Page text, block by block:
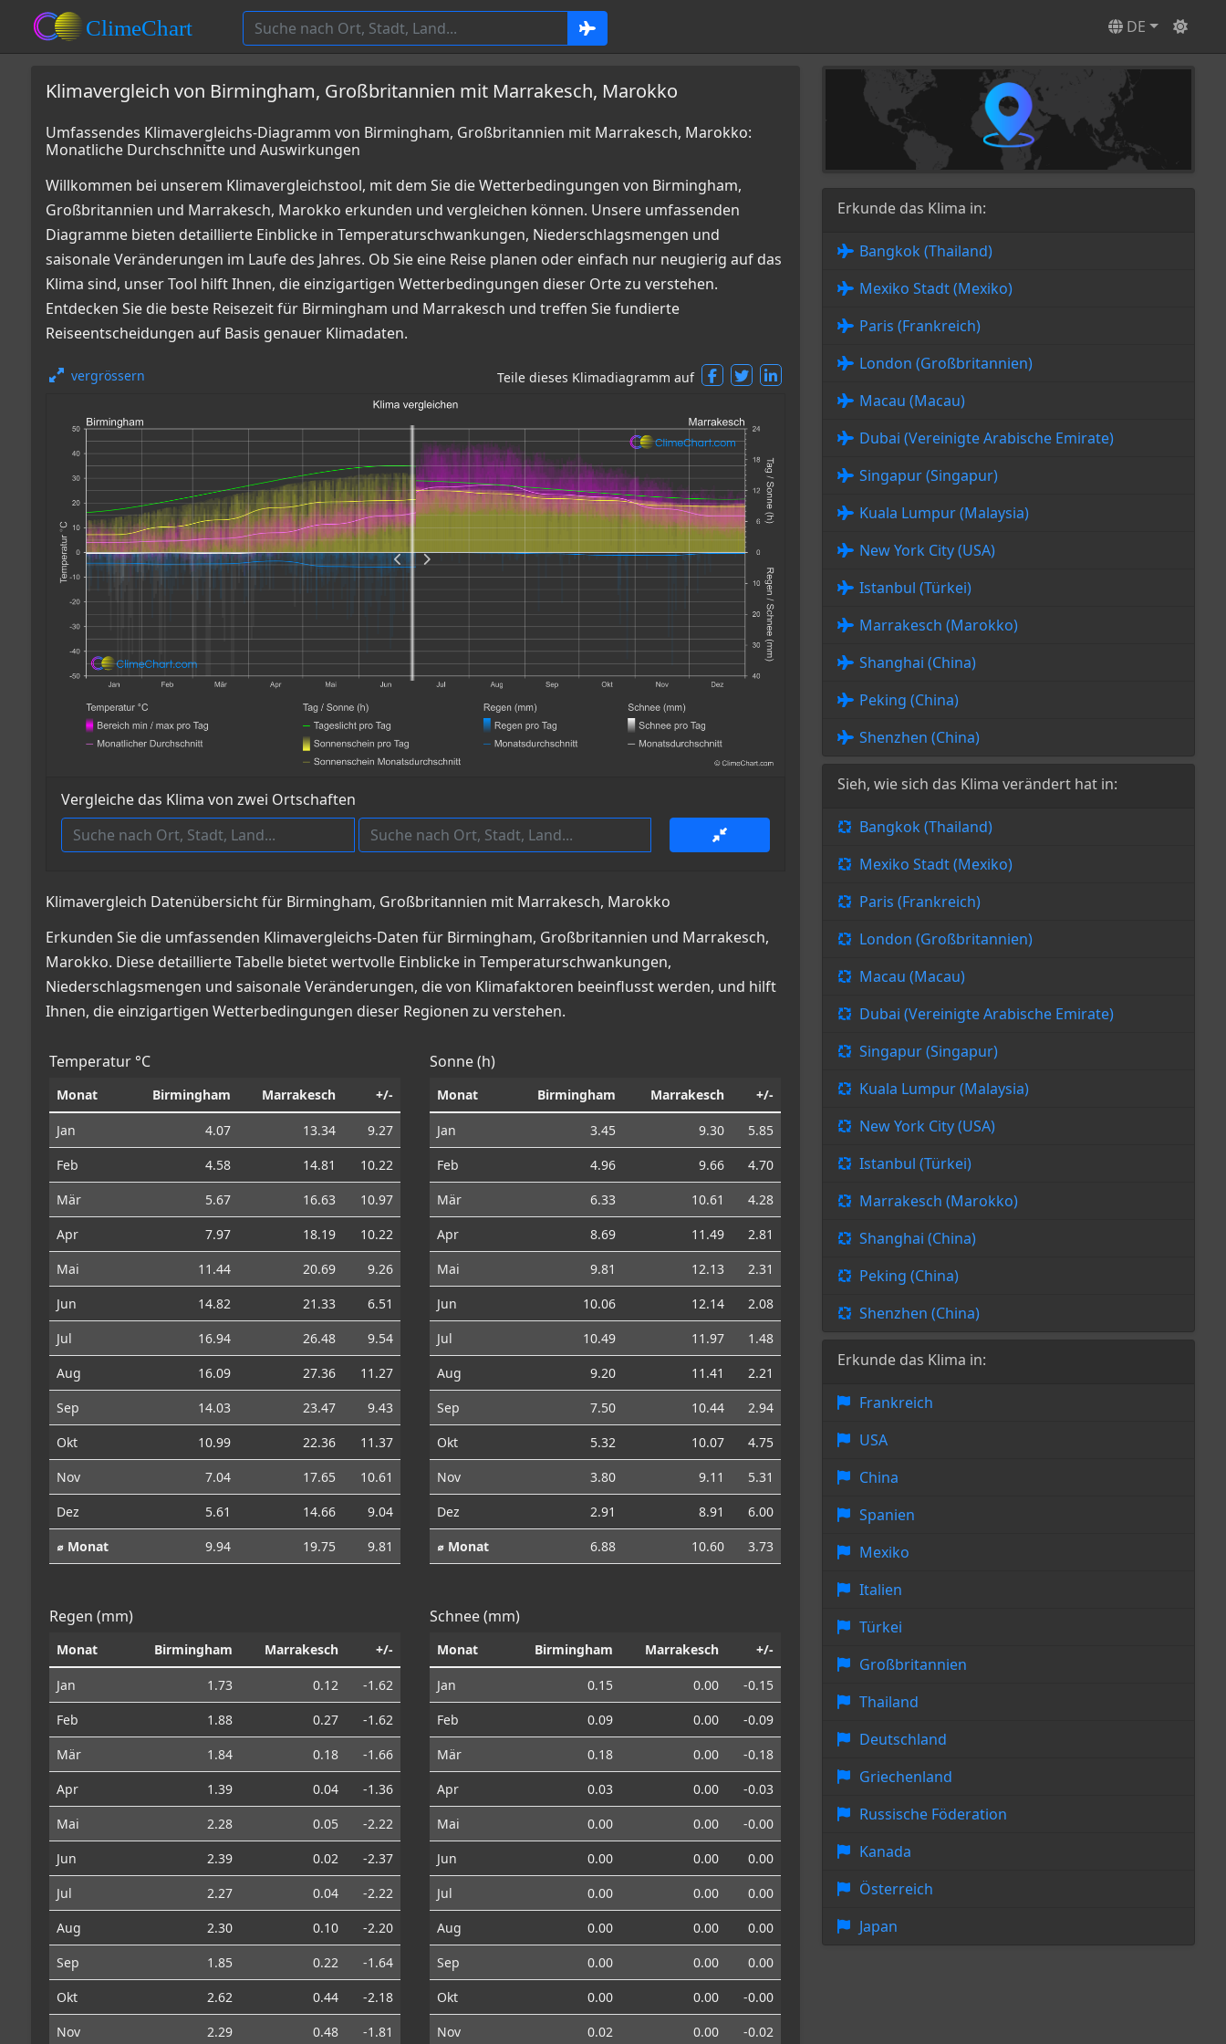
DE
Klimavergleich von Birmingham, Großbritannien mit Marrakesch, Marokko
Umfassendes Klimavergleichs-Diagramm von Birmingham, Großbritannien mit Marrakesch, Marokko:
Monatliche Durchschnitte und Auswirkungen
Willkommen bei unserem Klimavergleichstool, mit dem Sie die Wetterbedingungen von Birmingham,
Großbritannien und Marrakesch, Marokko erkunden und vergleichen können. Unsere umfassenden
Diagramme bieten detaillierte Einblicke in Temperaturschwankungen, Niederschlagsmengen und
saisonale Veränderungen im Laufe des Jahres. Ob Sie eine Reise planen oder einfach nur neugierig auf das
Klima sind, unser Tool hilft Ihnen, die einzigartigen Wetterbedingungen dieser Orte zu verstehen.
Entdecken Sie die beste Reisezeit für Birmingham und Marrakesch und treffen Sie fundierte
Reiseentscheidungen auf Basis genauer Klimadaten.
vergrössern Teile dieses Klimadiagramm auf
Vergleiche das Klima von zwei Ortschaften
Klimavergleich Datenübersicht für Birmingham, Großbritannien mit Marrakesch, Marokko
Erkunden Sie die umfassenden Klimavergleichs-Daten für Birmingham, Großbritannien und Marrakesch,
Marokko. Diese detaillierte Tabelle bietet wertvolle Einblicke in Temperaturschwankungen,
Niederschlagsmengen und saisonale Veränderungen, die von Klimafaktoren beeinflusst werden, und hilft
Ihnen, die einzigartigen Wetterbedingungen dieser Regionen zu verstehen.
Temperatur °C
Monat Birmingham Marrakesch +/-
Jan 4.07 13.34
9.27
Feb
4.58 14.81
10.22
Mär
5.67 16.63
10.97
Apr
7.97 18.19
10.22
Mai
11.44 20.69
9.26
Jun
14.82 21.33
6.51
Jul
16.94 26.48
9.54
Aug
16.09 27.36
11.27
Sep
14.03 23.47
9.43
Okt
10.99 22.36
11.37
Nov
7.04 17.65
10.61
Dez
5.61 14.66
9.04
⌀ Monat
9.94 19.75 9.81
Sonne (h)
Monat Birmingham Marrakesch +/-
Jan 3.45 9.30
5.85
Feb
4.96 9.66
4.70
Mär
6.33 10.61
4.28
Apr
8.69 11.49
2.81
Mai
9.81 12.13
2.31
Jun
10.06 12.14
2.08
Jul
10.49 11.97
1.48
Aug
9.20 11.41
2.21
Sep
7.50 10.44
2.94
Okt
5.32 10.07
4.75
Nov
3.80 9.11
5.31
Dez
2.91 8.91
6.00
⌀ Monat
6.88 10.60 3.73
Regen (mm)
Monat Birmingham Marrakesch +/-
Jan 1.73 0.12
-1.62
Feb
1.88 0.27
-1.62
Mär
1.84 0.18
-1.66
Apr
1.39 0.04
-1.36
Mai
2.28 0.05
-2.22
Jun
2.39 0.02
-2.37
Jul
2.27 0.04
-2.22
Aug
2.30 0.10
-2.20
Sep
1.85 0.22
-1.64
Okt
2.62 0.44
-2.18
Nov
2.29 0.48 -1.81
Schnee (mm)
Monat Birmingham Marrakesch +/-
Jan 0.15 0.00
-0.15
Feb
0.09 0.00
-0.09
Mär
0.18 0.00
-0.18
Apr
0.03 0.00
-0.03
Mai
0.00 0.00
-0.00
Jun
0.00 0.00
0.00
Jul
0.00 0.00
0.00
Aug
0.00 0.00
0.00
Sep
0.00 0.00
0.00
Okt
0.00 0.00
-0.00
Nov
0.02 0.00 -0.02
Erkunde das Klima in:
Bangkok (Thailand)
Mexiko Stadt (Mexiko)
Paris (Frankreich)
London (Großbritannien)
Macau (Macau)
Dubai (Vereinigte Arabische Emirate)
Singapur (Singapur)
Kuala Lumpur (Malaysia)
New York City (USA)
Istanbul (Türkei)
Marrakesch (Marokko)
Shanghai (China)
Peking (China)
Shenzhen (China)
Sieh, wie sich das Klima verändert hat in:
Bangkok (Thailand)
Mexiko Stadt (Mexiko)
Paris (Frankreich)
London (Großbritannien)
Macau (Macau)
Dubai (Vereinigte Arabische Emirate)
Singapur (Singapur)
Kuala Lumpur (Malaysia)
New York City (USA)
Istanbul (Türkei)
Marrakesch (Marokko)
Shanghai (China)
Peking (China)
Shenzhen (China)
Erkunde das Klima in:
Frankreich
USA
China
Spanien
Mexiko
Italien
Türkei
Großbritannien
Thailand
Deutschland
Griechenland
Russische Föderation
Kanada
Österreich
Japan